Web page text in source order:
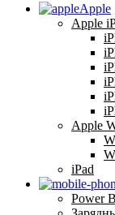
Apple
Apple
Apple
iPad
Power